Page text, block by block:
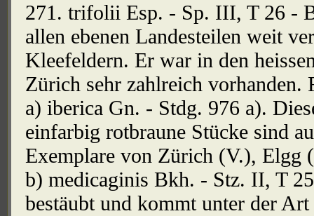
271. trifolii Esp. - Sp. III, T 26 -
allen ebenen Landesteilen weit
Kleefeldern. Er war in den
Zürich sehr zahlreich vorhanden.
a) iberica Gn. - Stdg. 976 a).
einfarbig rotbraune Stücke sind
Exemplare von Zürich (V.), Elgg
b) medicaginis Bkh. - Stz. II, T
bestäubt und kommt unter der